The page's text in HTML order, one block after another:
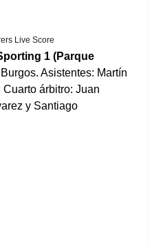
Live Score
1 (Parque
Asistentes: Martín
árbitro: Juan
y Santiago